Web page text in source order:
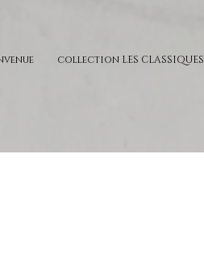
collection LES CLASSIQUES